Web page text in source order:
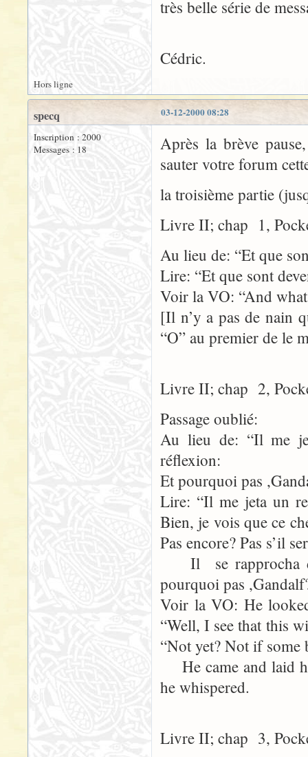
très belle série de
Cédric.
Hors ligne
03-12-2000 08:28
specq
Inscription : 2000
Messages : 18
Après la brève
sauter votre forum
la troisième partie
Livre II; chap 1,
Au lieu de: “Et que
Lire: “Et que sont
Voir la VO: “And
[Il n’y a pas de nain
“O” au premier de le
Livre II; chap 2,
Passage oublié:
Au lieu de: “Il me
réflexion:
Et pourquoi pas
Lire: “Il me jeta un
Bien, je vois que ce
Pas encore? Pas s’il
Il se rapprocha
pourquoi pas
Voir la VO: He
“Well, I see that this
“Not yet? Not if some
He came and laid
he whispered.
Livre II; chap 3,